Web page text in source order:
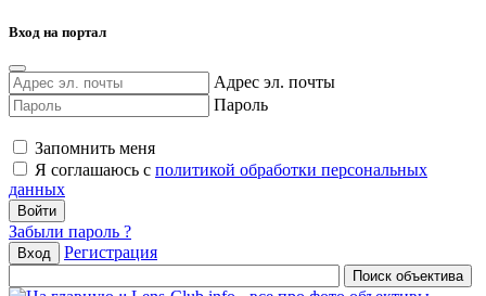
Вход на портал
Адрес эл. почты
Пароль
Запомнить меня
Я соглашаюсь с политикой обработки персональных
данных
Забыли пароль ?
Вход Регистрация